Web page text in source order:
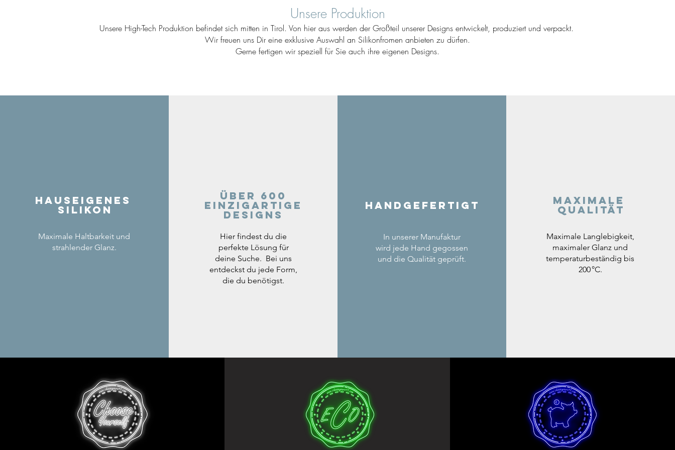
Unsere Produktion
Unsere High-Tech Produktion befindet sich mitten in Tirol. Von hier aus werden der Großteil unserer Designs entwickelt, produziert und verpackt.
Wir freuen uns Dir eine exklusive Auswahl an Silikonfromen anbieten zu dürfen.
Gerne fertigen wir speziell für Sie auch ihre eigenen Designs.
Hauseigenes
Silikon
Maximale Haltbarkeit und
strahlender Glanz.
Über 600
einzigartige
Designs
Hier findest du die
perfekte Lösung für
deine Suche. Bei uns
entdeckst du jede Form,
die du benötigst.
Handgefertigt
In unserer Manufaktur
wird jede Hand gegossen
und die Qualität geprüft.
Maximale
Qualität
Maximale Langlebigkeit,
maximaler Glanz und
temperaturbeständig bis
200 °C.